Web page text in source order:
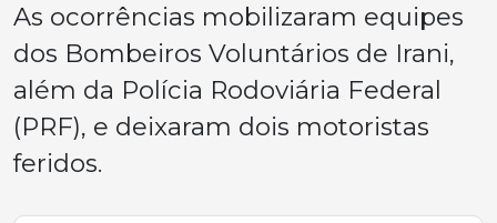
As ocorrências mobilizaram equipes
dos Bombeiros Voluntários de Irani,
além da Polícia Rodoviária Federal
(PRF), e deixaram dois motoristas
feridos.